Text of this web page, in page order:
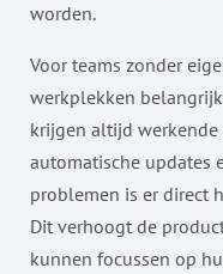
worden.
Voor teams zonder
werkplekken
krijgen altijd
automatische updates
problemen is er direct
Dit verhoogt de
kunnen focussen op